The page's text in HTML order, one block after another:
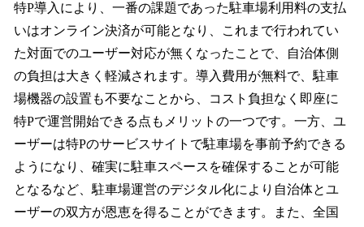
特P導入により、一番の課題であった駐車場利用料の支払
いはオンライン決済が可能となり、これまで行われてい
た対面でのユーザー対応が無くなったことで、自治体側
の負担は大きく軽減されます。導入費用が無料で、駐車
場機器の設置も不要なことから、コスト負担なく即座に
特Pで運営開始できる点もメリットの一つです。一方、ユ
ーザーは特Pのサービスサイトで駐車場を事前予約できる
ようになり、確実に駐車スペースを確保することが可能
となるなど、駐車場運営のデジタル化により自治体とユ
ーザーの双方が恩恵を得ることができます。また、全国